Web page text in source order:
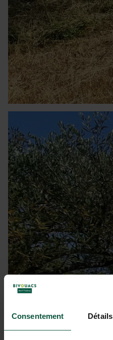
Consentement Détails